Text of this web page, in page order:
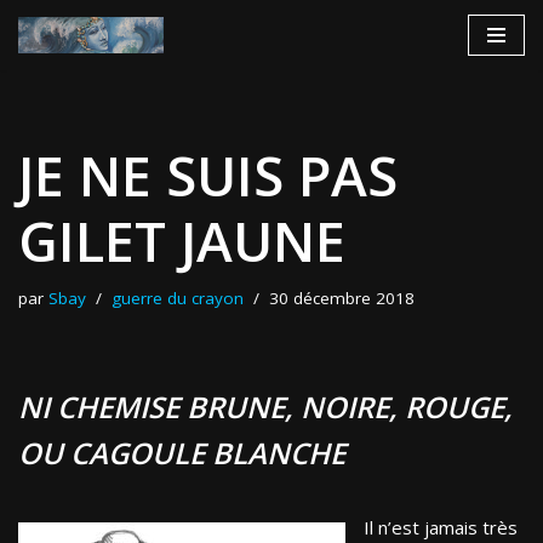
JE NE SUIS PAS
GILET JAUNE
par Sbay guerre du crayon 30 décembre 2018
NI CHEMISE BRUNE, NOIRE, ROUGE,
OU CAGOULE BLANCHE
Il n’est jamais très